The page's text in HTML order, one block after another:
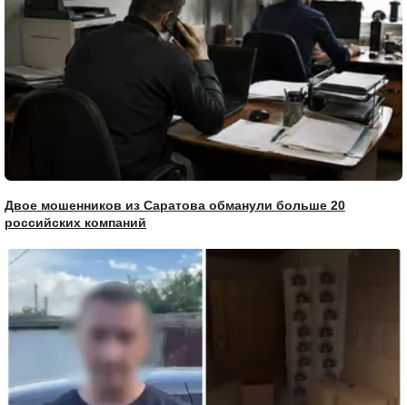
Двое мошенников из Саратова обманули больше 20
российских компаний